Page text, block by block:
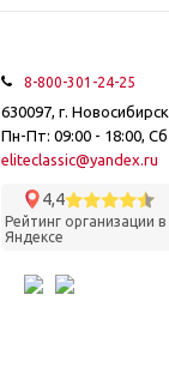
8-800-301-24-25
630097, г.
Пн-Пт: 09:00 - 18:00,
eliteclassic@yandex.ru
4,4
Рейтинг организации в
Яндексе